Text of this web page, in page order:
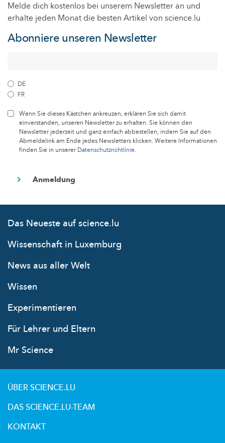
Melde dich kostenlos bei unserem Newsletter an und
erhalte jeden Monat die besten Artikel von science.lu
Abonniere unseren Newsletter
DE
FR
Wenn Sie dieses Kästchen ankreuzen, erklären Sie sich damit
einverstanden, unseren Newsletter zu erhalten. Sie können den
Newsletter jederzeit und ganz einfach abbestellen, indem Sie auf den
Abmeldelink am Ende jedes Newsletters klicken. Weitere Informationen
finden Sie in unsererDatenschutzrichtlinie.
Das Neueste auf science.lu
Wissenschaft in Luxemburg
News aus aller Welt
Wissen
Experimentieren
Für Lehrer und Eltern
Mr Science
ÜBER SCIENCE.LU
DAS SCIENCE.LU-TEAM
KONTAKT